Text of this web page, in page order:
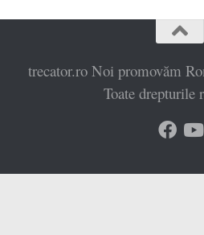
trecator.ro Noi promovăm
Toate drepturile